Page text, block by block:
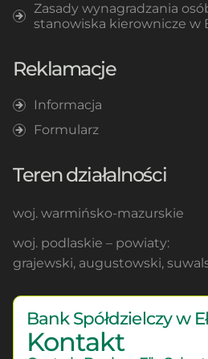
Zasady wynagradzania
stanowiska kierownicze w
Reklamacje
Informacja
Formularz
Teren działalności
woj. warmińsko-mazurskie
woj. podlaskie – powiaty:
grajewski, augustowski,
Bank Spółdzielczy w
Kontakt